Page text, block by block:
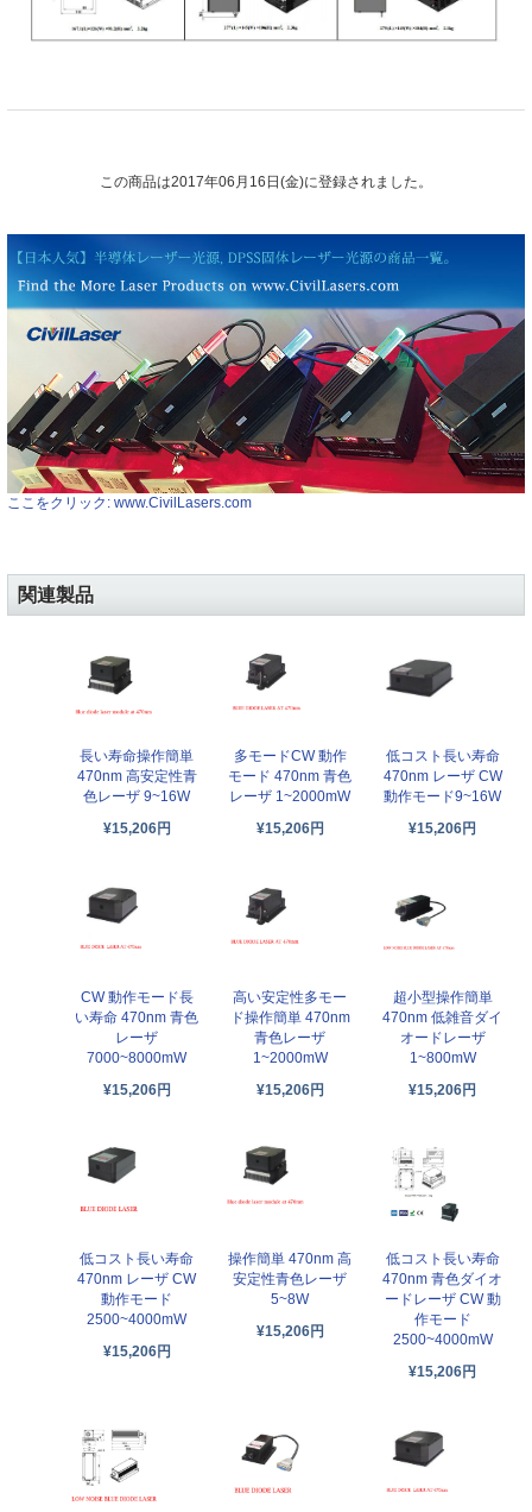
この商品は2017年06月16日(金)に登録されました。
ここをクリック: www.CivilLasers.com
関連製品
長い寿命操作簡単
470nm 高安定性青
色レーザ 9~16W
¥15,206円
多モードCW 動作
モード 470nm 青色
レーザ 1~2000mW
¥15,206円
低コスト長い寿命
470nm レーザ CW
動作モード9~16W
¥15,206円
CW 動作モード長
い寿命 470nm 青色
レーザ
7000~8000mW
¥15,206円
高い安定性多モー
ド操作簡単 470nm
青色レーザ
1~2000mW
¥15,206円
超小型操作簡単
470nm 低雑音ダイ
オードレーザ
1~800mW
¥15,206円
低コスト長い寿命
470nm レーザ CW
動作モード
2500~4000mW
¥15,206円
操作簡単 470nm 高
安定性青色レーザ
5~8W
¥15,206円
低コスト長い寿命
470nm 青色ダイオ
ードレーザ CW 動
作モード
2500~4000mW
¥15,206円